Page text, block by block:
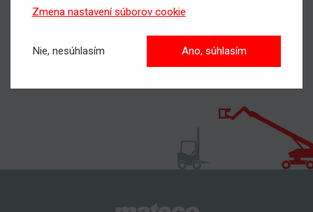
Zmena nastavení súborov cookie
Nie, nesúhlasím Ano, súhlasím